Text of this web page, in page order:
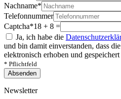
Nachname*
Telefonnummer
Captcha*18 + 8 =
Ja, ich habe die
und bin damit einverstanden, dass
elektronisch erhoben und
* Pflichtfeld
Absenden
Newsletter